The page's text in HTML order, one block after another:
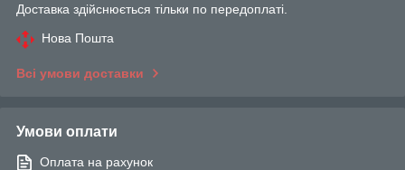
Доставка здійснюється тільки по передоплаті.
Нова Пошта
Всі умови доставки
Умови оплати
Оплата на рахунок